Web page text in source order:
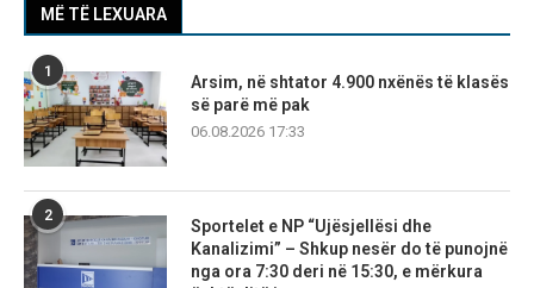
MË TË LEXUARA
1
Arsim, në shtator 4.900 nxënës të klasës
së parë më pak
06.08.2026 17:33
2
Sportelet e NP “Ujësjellësi dhe
Kanalizimi” – Shkup nesër do të punojnë
nga ora 7:30 deri në 15:30, e mërkura